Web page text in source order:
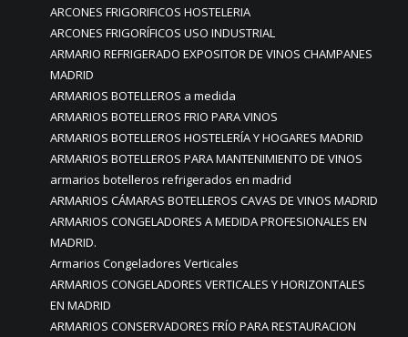
ARCONES FRIGORIFICOS HOSTELERIA
ARCONES FRIGORÍFICOS USO INDUSTRIAL
ARMARIO REFRIGERADO EXPOSITOR DE VINOS CHAMPANES
MADRID
ARMARIOS BOTELLEROS a medida
ARMARIOS BOTELLEROS FRIO PARA VINOS
ARMARIOS BOTELLEROS HOSTELERÍA Y HOGARES MADRID
ARMARIOS BOTELLEROS PARA MANTENIMIENTO DE VINOS
armarios botelleros refrigerados en madrid
ARMARIOS CÁMARAS BOTELLEROS CAVAS DE VINOS MADRID
ARMARIOS CONGELADORES A MEDIDA PROFESIONALES EN
MADRID.
Armarios Congeladores Verticales
ARMARIOS CONGELADORES VERTICALES Y HORIZONTALES
EN MADRID
ARMARIOS CONSERVADORES FRÍO PARA RESTAURACION